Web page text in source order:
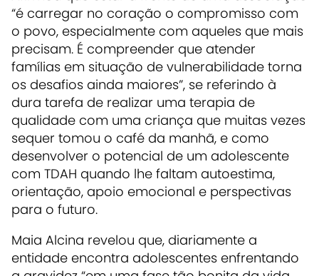
“é carregar no coração o compromisso com
o povo, especialmente com aqueles que mais
precisam. É compreender que atender
famílias em situação de vulnerabilidade torna
os desafios ainda maiores”, se referindo à
dura tarefa de realizar uma terapia de
qualidade com uma criança que muitas vezes
sequer tomou o café da manhã, e como
desenvolver o potencial de um adolescente
com TDAH quando lhe faltam autoestima,
orientação, apoio emocional e perspectivas
para o futuro.
Maia Alcina revelou que, diariamente a
entidade encontra adolescentes enfrentando